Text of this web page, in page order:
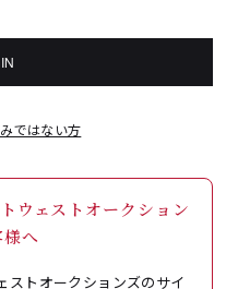
ではない方
ウェストオークション
へ
ストオークションズのサイ